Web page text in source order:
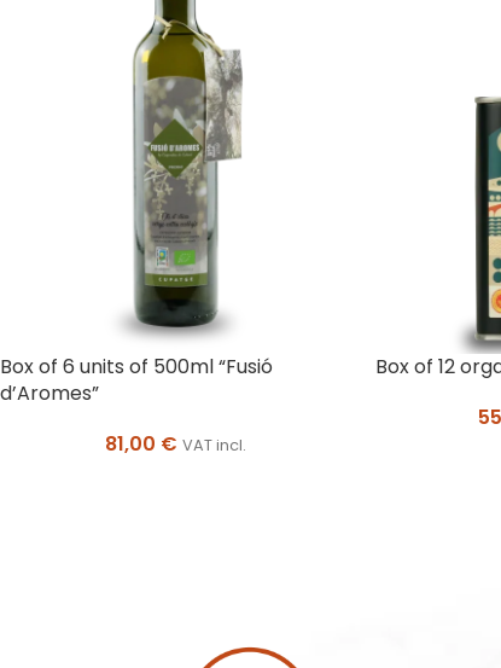
Box of 6 units of 500ml “Fusió
d’Aromes”
81,00 € VAT incl.
Box of 12